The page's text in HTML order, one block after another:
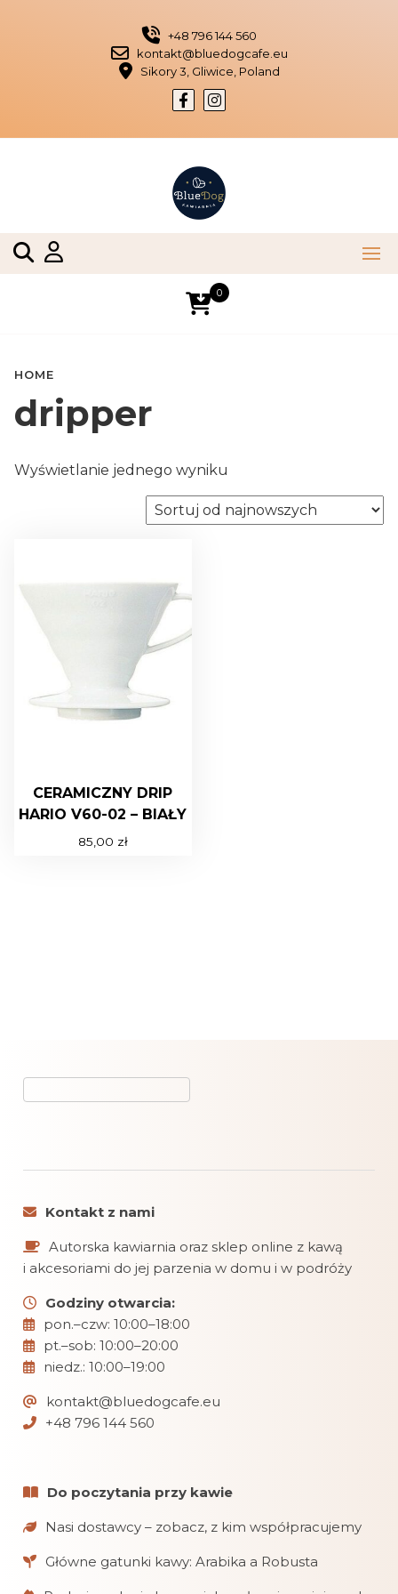
+48 796 144 560
kontakt@bluedogcafe.eu
Sikory 3, Gliwice, Poland
0
HOME
dripper
Wyświetlanie jednego wyniku
CERAMICZNY DRIP
HARIO V60-02 – BIAŁY
85,00 zł
Kontakt z nami
Autorska kawiarnia oraz sklep online z kawą
i akcesoriami do jej parzenia w domu i w podróży
Godziny otwarcia:
pon.–czw: 10:00–18:00
pt.–sob: 10:00–20:00
niedz.: 10:00–19:00
kontakt@bluedogcafe.eu
+48 796 144 560
Do poczytania przy kawie
Nasi dostawcy – zobacz, z kim współpracujemy
Główne gatunki kawy: Arabika a Robusta